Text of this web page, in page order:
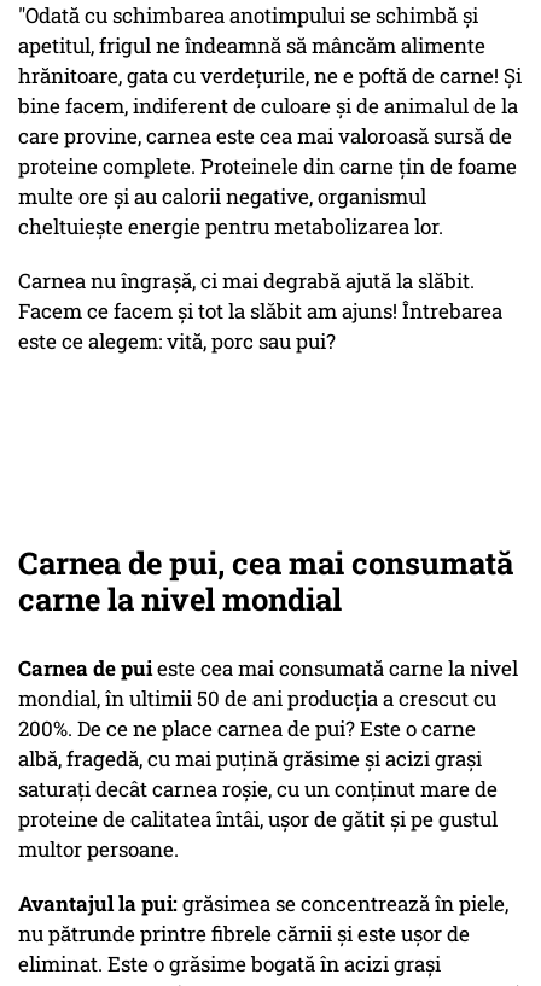
"Odată cu schimbarea anotimpului se schimbă și
apetitul, frigul ne îndeamnă să mâncăm alimente
hrănitoare, gata cu verdețurile, ne e poftă de carne! Și
bine facem, indiferent de culoare și de animalul de la
care provine, carnea este cea mai valoroasă sursă de
proteine complete. Proteinele din carne țin de foame
multe ore și au calorii negative, organismul
cheltuiește energie pentru metabolizarea lor.
Carnea nu îngrașă, ci mai degrabă ajută la slăbit.
Facem ce facem și tot la slăbit am ajuns! Întrebarea
este ce alegem: vită, porc sau pui?
Carnea de pui, cea mai consumată
carne la nivel mondial
Carnea de puieste cea mai consumată carne la nivel
mondial, în ultimii 50 de ani producția a crescut cu
200%. De ce ne place carnea de pui? Este o carne
albă, fragedă, cu mai puțină grăsime și acizi grași
saturați decât carnea roșie, cu un conținut mare de
proteine de calitatea întâi, ușor de gătit și pe gustul
multor persoane.
Avantajul la pui:grăsimea se concentrează în piele,
nu pătrunde printre fibrele cărnii și este ușor de
eliminat. Este o grăsime bogată în acizi grași